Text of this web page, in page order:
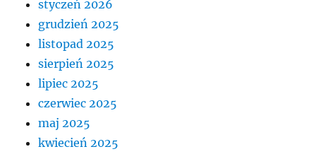
styczeń 2026
grudzień 2025
listopad 2025
sierpień 2025
lipiec 2025
czerwiec 2025
maj 2025
kwiecień 2025